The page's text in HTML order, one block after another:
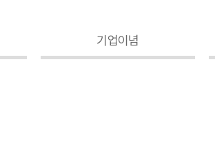
기업이념